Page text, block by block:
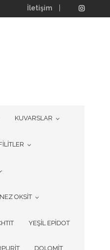
İletişim
KUVARSLAR
OKSİT
YEŞİL EPİDOT
DOLOMİT